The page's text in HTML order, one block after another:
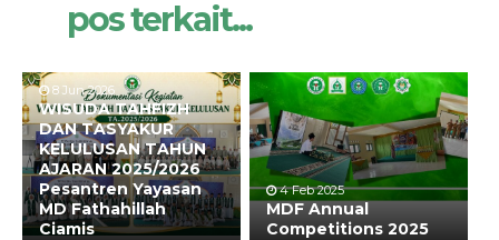
pos terkait...
8 Jun 2026
WISUDA TAHFIZH
DAN TASYAKUR
KELULUSAN TAHUN
AJARAN 2025/2026
Pesantren Yayasan
MD Fathahillah
Ciamis
4 Feb 2025
MDF Annual
Competitions 2025